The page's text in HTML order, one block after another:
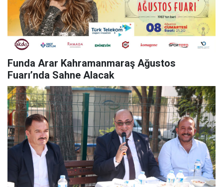
Funda Arar Kahramanmaraş Ağustos
Fuarı’nda Sahne Alacak